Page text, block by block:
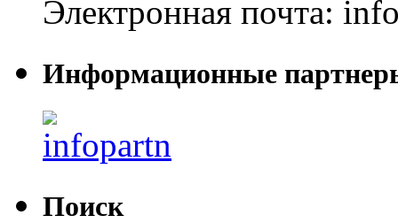
Электронная почта:
Информационные
Поиск